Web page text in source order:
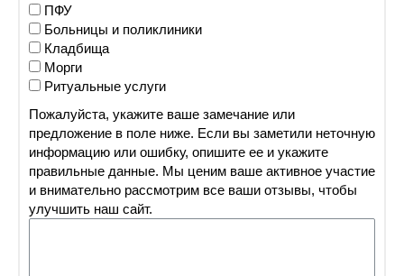
ПФУ
Больницы и поликлиники
Кладбища
Морги
Ритуальные услуги
Пожалуйста, укажите ваше замечание или
предложение в поле ниже. Если вы заметили неточную
информацию или ошибку, опишите ее и укажите
правильные данные. Мы ценим ваше активное участие
и внимательно рассмотрим все ваши отзывы, чтобы
улучшить наш сайт.